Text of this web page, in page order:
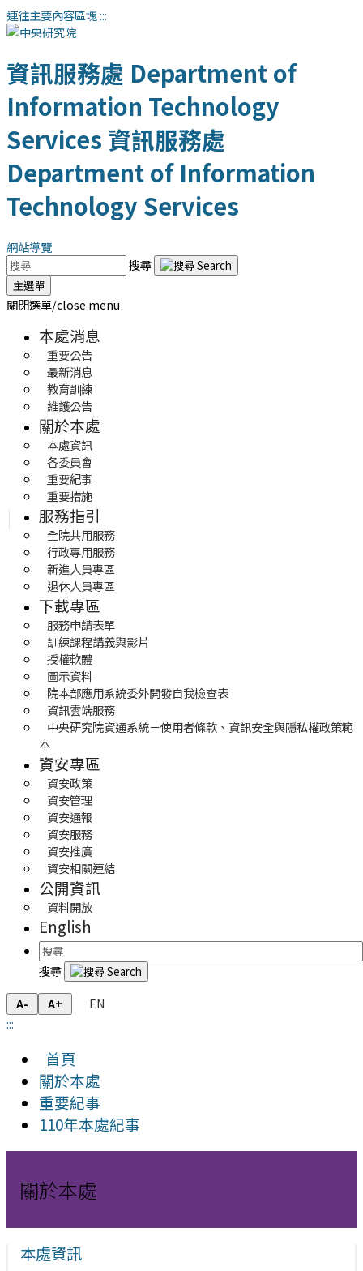
連往主要內容區塊:::
資訊服務處 Department of
Information Technology
Services 資訊服務處
Department of Information
Technology Services
網站導覽
搜尋
主選單
關閉選單/close menu
本處消息
重要公告
最新消息
教育訓練
維護公告
關於本處
本處資訊
各委員會
重要紀事
重要措施
服務指引
全院共用服務
行政專用服務
新進人員專區
退休人員專區
下載專區
服務申請表單
訓練課程講義與影片
授權軟體
圖示資料
院本部應用系統委外開發自我檢查表
資訊雲端服務
中央研究院資通系統－使用者條款、資訊安全與隱私權政策範
本
資安專區
資安政策
資安管理
資安通報
資安服務
資安推廣
資安相關連結
公開資訊
資料開放
English
搜尋
A- A+
EN
:::
首頁
關於本處
重要紀事
110年本處紀事
關於本處
本處資訊